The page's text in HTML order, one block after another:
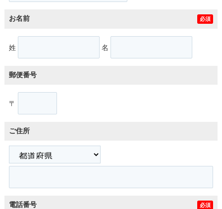
お名前 必須
姓 名
郵便番号
〒
ご住所
電話番号 必須